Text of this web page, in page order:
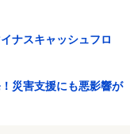
ナスキャッシュフロ
災害支援にも悪影響が